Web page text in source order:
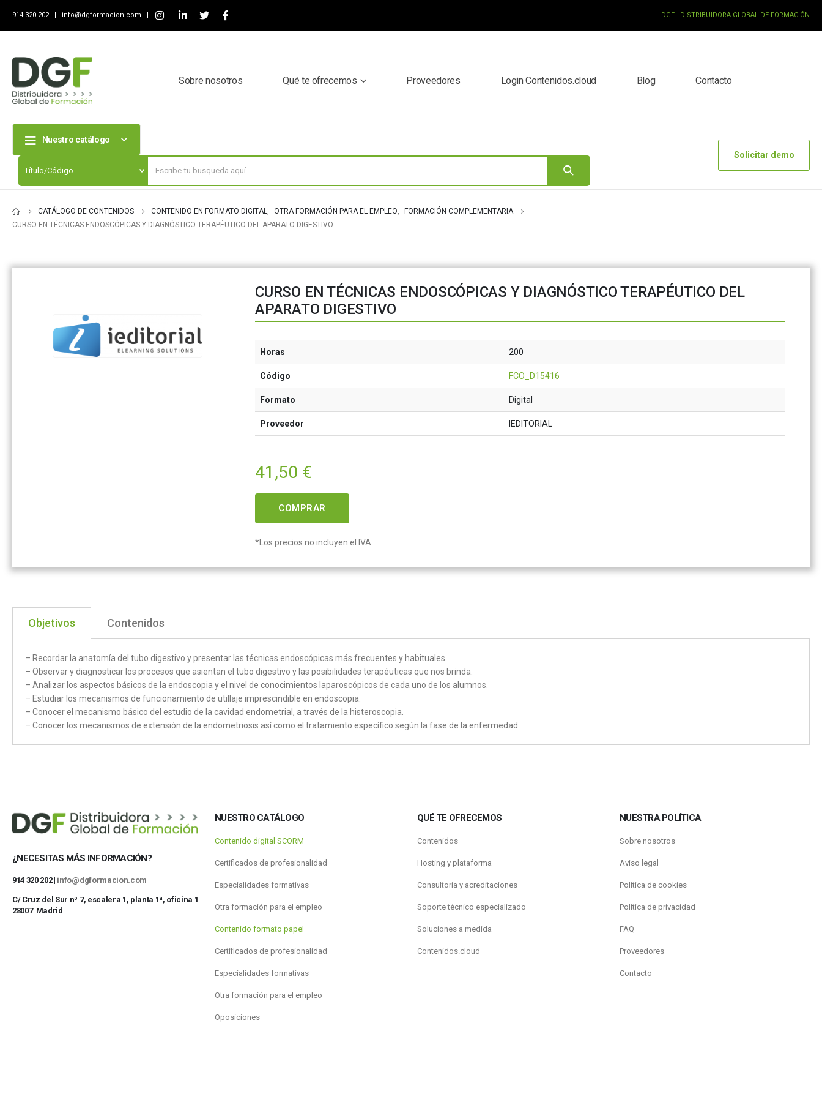
914 320 202 | info@dgformacion.com | DGF - DISTRIBUIDORA GLOBAL DE FORMACIÓN
Sobre nosotros Qué te ofrecemos Proveedores Login Contenidos.cloud Blog Contacto
Nuestro catálogo
Solicitar demo
CATÁLOGO DE CONTENIDOS CONTENIDO EN FORMATO DIGITAL, OTRA FORMACIÓN PARA EL EMPLEO,
FORMACIÓN COMPLEMENTARIA
CURSO EN TÉCNICAS ENDOSCÓPICAS Y DIAGNÓSTICO TERAPÉUTICO DEL APARATO DIGESTIVO
CURSO EN TÉCNICAS ENDOSCÓPICAS Y DIAGNÓSTICO TERAPÉUTICO DEL
APARATO DIGESTIVO
Horas 200
Código FCO_D15416
Formato Digital
Proveedor IEDITORIAL
41,50 €
COMPRAR
*Los precios no incluyen el IVA.
Objetivos Contenidos
– Recordar la anatomía del tubo digestivo y presentar las técnicas endoscópicas más frecuentes y habituales.
– Observar y diagnosticar los procesos que asientan el tubo digestivo y las posibilidades terapéuticas que nos brinda.
– Analizar los aspectos básicos de la endoscopia y el nivel de conocimientos laparoscópicos de cada uno de los alumnos.
– Estudiar los mecanismos de funcionamiento de utillaje imprescindible en endoscopia.
– Conocer el mecanismo básico del estudio de la cavidad endometrial, a través de la histeroscopia.
– Conocer los mecanismos de extensión de la endometriosis así como el tratamiento específico según la fase de la enfermedad.
¿NECESITAS MÁS INFORMACIÓN?
914 320 202 | info@dgformacion.com
C/ Cruz del Sur nº 7, escalera 1, planta 1ª, oficina 1
28007 Madrid
NUESTRO CATÁLOGO
Contenido digital SCORM
Certificados de profesionalidad
Especialidades formativas
Otra formación para el empleo
Contenido formato papel
Certificados de profesionalidad
Especialidades formativas
Otra formación para el empleo
Oposiciones
QUÉ TE OFRECEMOS
Contenidos
Hosting y plataforma
Consultoría y acreditaciones
Soporte técnico especializado
Soluciones a medida
Contenidos.cloud
NUESTRA POLÍTICA
Sobre nosotros
Aviso legal
Política de cookies
Politica de privacidad
FAQ
Proveedores
Contacto